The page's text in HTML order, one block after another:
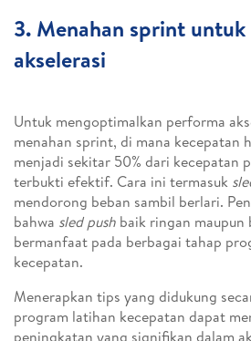
3. Menahan sprint
akselerasi
Untuk mengoptimalkan performa
menahan sprint, di mana kecepatan
menjadi sekitar 50% dari kecepatan
terbukti efektif. Cara ini termasuk
mendorong beban sambil berlari.
bahwa sled push baik ringan maupun
bermanfaat pada berbagai tahap
kecepatan.
Menerapkan tips yang didukung
program latihan kecepatan dapat
peningkatan yang signifikan dalam